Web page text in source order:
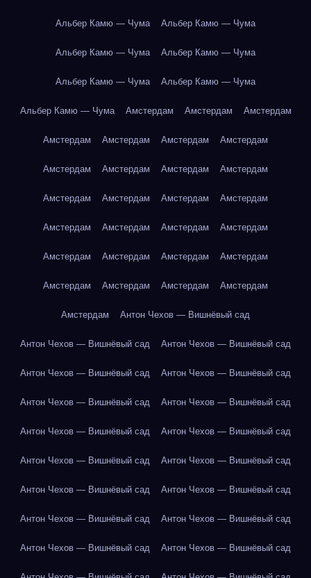
Альбер Камю — Чума Альбер Камю — Чума
Альбер Камю — Чума Альбер Камю — Чума
Альбер Камю — Чума Альбер Камю — Чума
Альбер Камю — Чума Амстердам Амстердам Амстердам
Амстердам Амстердам Амстердам Амстердам
Амстердам Амстердам Амстердам Амстердам
Амстердам Амстердам Амстердам Амстердам
Амстердам Амстердам Амстердам Амстердам
Амстердам Амстердам Амстердам Амстердам
Амстердам Амстердам Амстердам Амстердам
Амстердам Антон Чехов — Вишнёвый сад
Антон Чехов — Вишнёвый сад Антон Чехов — Вишнёвый сад
Антон Чехов — Вишнёвый сад Антон Чехов — Вишнёвый сад
Антон Чехов — Вишнёвый сад Антон Чехов — Вишнёвый сад
Антон Чехов — Вишнёвый сад Антон Чехов — Вишнёвый сад
Антон Чехов — Вишнёвый сад Антон Чехов — Вишнёвый сад
Антон Чехов — Вишнёвый сад Антон Чехов — Вишнёвый сад
Антон Чехов — Вишнёвый сад Антон Чехов — Вишнёвый сад
Антон Чехов — Вишнёвый сад Антон Чехов — Вишнёвый сад